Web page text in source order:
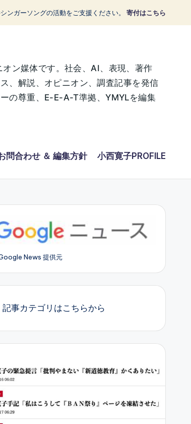
ンガーソングの活動をご支援ください。 寄付はこちら
ン媒体です。社会、AI、表現、著作
、解説、オピニオン、調査記事を発信
の尊重、E-E-A-T準拠、YMYLを編集
問合わせ ＆ 編集方針 小西寛子PROFILE
News 提供元
記事カテゴリはこちらから